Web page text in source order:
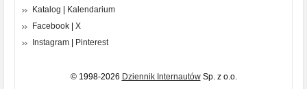
Katalog
Kalendarium
Facebook
X
Instagram
Pinterest
© 1998-2026 Dziennik InternautówSp. z o.o.